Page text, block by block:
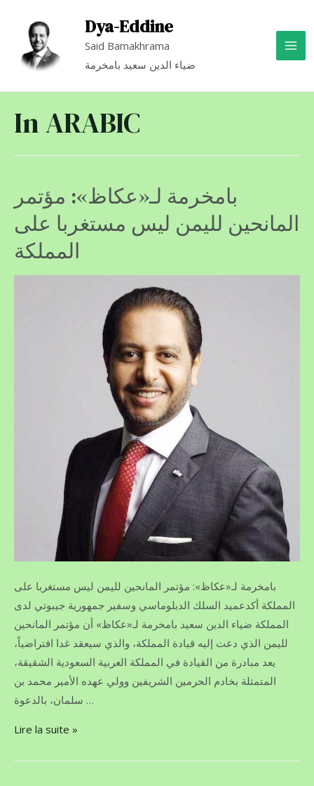
Dya-Eddine
Said Bamakhrama
ضياء الدين سعيد بامخرمة
In ARABIC
بامخرمة لـ«عكاظ»: مؤتمر
المانحين لليمن ليس مستغربا على
المملكة
بامخرمة لـ«عكاظ»: مؤتمر المانحين لليمن ليس مستغربا على
المملكة أكدعميد السلك الدبلوماسي وسفير جمهورية جيبوتي لدى
المملكة ضياء الدين سعيد بامخرمة لـ«عكاظ» أن مؤتمر المانحين
لليمن الذي دعت إليه قيادة المملكة، والذي سيعقد غدا افتراضياً،
يعد مبادرة من القيادة في المملكة العربية السعودية الشقيقة،
المتمثلة بخادم الحرمين الشريفين وولي عهده الأمير محمد بن
سلمان، بالدعوة …
Lire la suite »